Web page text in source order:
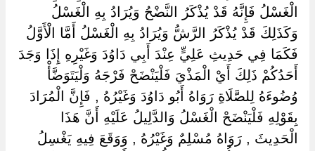
الْغَسْلُ فَإِنَّهُ قَدْ يُذْكَرُ النَّضْحُ وَيُرَادُ بِهِ الْغَسْلُ
وَكَذَلِكَ قَدْ يُذْكَرُ الرَّشُّ وَيُرَادُ بِهِ الْغَسْلُ أَمَّا الْأَوَّلُ
فَكَمَا فِي حَدِيثِ عَلِيٍّ عِنْدَ أَبِي دَاوُدَ وَغَيْرِهِ إِذَا وَجَدَ
أَحَدُكُمْ ذَلِكَ أَيْ الْمَذْيَ فَلْيَنْضَحْ فَرْجَهُ وَلْيَتَوَضَّأْ
وُضُوءَهُ لِلصَّلَاةِ رَوَاهُ أَبُو دَاوُدَ وَغَيْرُهُ , فَإِنَّ الْمُرَادَ
بِقَوْلِهِ فَلْيَنْضَحْ الْغَسْلُ وَالدَّلِيلُ عَلَيْهِ أَنَّ هَذَا
الْحَدِيثَ , رَوَاهُ مُسْلِمٌ وَغَيْرُهُ , وَوَقَعَ فِيهِ يَغْسِلُ